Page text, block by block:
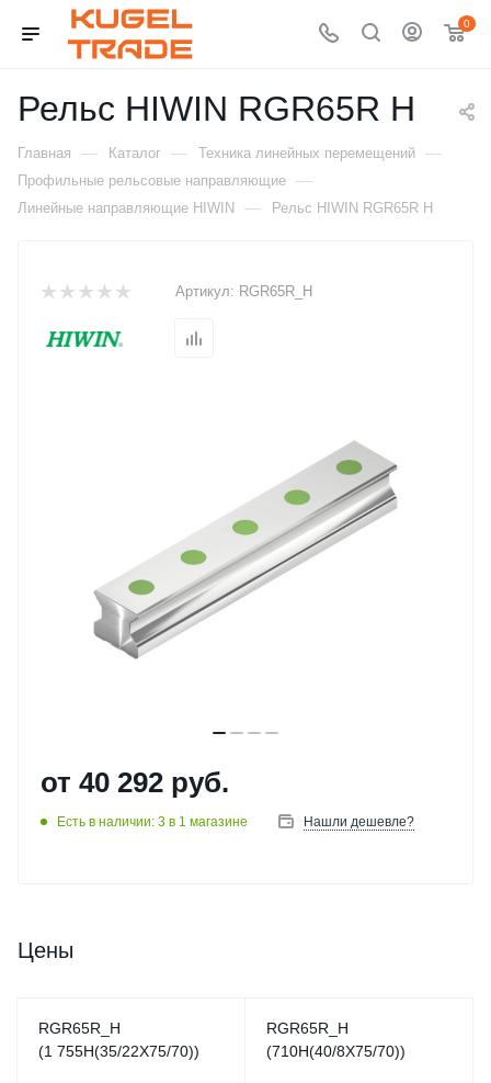
0
Рельс HIWIN RGR65R H
Главная — Каталог — Техника линейных перемещений —
Профильные рельсовые направляющие —
Линейные направляющие HIWIN — Рельс HIWIN RGR65R H
Артикул: RGR65R_H
от 40 292 руб.
Есть в наличии: 3 в 1 магазине Нашли дешевле?
Цены
RGR65R_H
(1 755H(35/22X75/70))
RGR65R_H
(710H(40/8X75/70))